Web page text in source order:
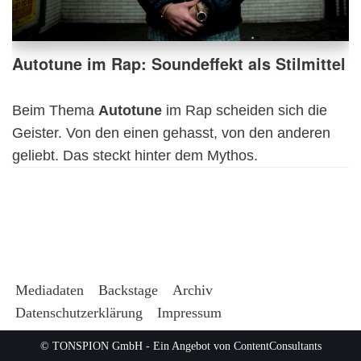
Autotune im Rap: Soundeffekt als Stilmittel
Beim Thema Autotune im Rap scheiden sich die
Geister. Von den einen gehasst, von den anderen
geliebt. Das steckt hinter dem Mythos.
Mediadaten Backstage
Archiv
Datenschutzerklärung
Impressum
© TONSPION GmbH - Ein Angebot von ContentConsultants